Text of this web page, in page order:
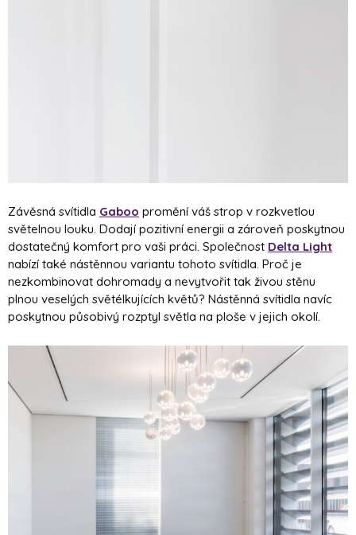
Závěsná svítidla Gaboo promění váš strop v rozkvetlou
světelnou louku. Dodají pozitivní energii a zároveň poskytnou
dostatečný komfort pro vaši práci. Společnost Delta Light
nabízí také nástěnnou variantu tohoto svítidla. Proč je
nezkombinovat dohromady a nevytvořit tak živou stěnu
plnou veselých světélkujících květů? Nástěnná svítidla navíc
poskytnou působivý rozptyl světla na ploše v jejich okolí.